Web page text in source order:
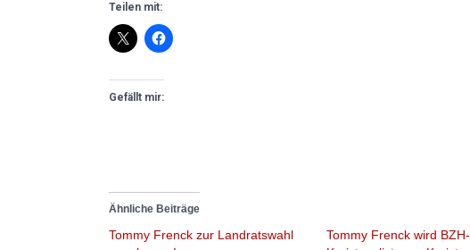
Teilen mit:
Gefällt mir:
Ähnliche Beiträge
Tommy Frenck zur Landratswahl
Tommy Frenck wird BZH-